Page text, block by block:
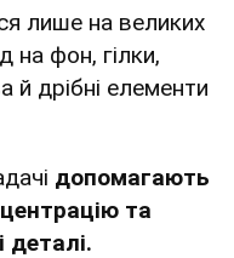
лише на великих
на фон, гілки,
й дрібні елементи
допомагають
та
деталі.